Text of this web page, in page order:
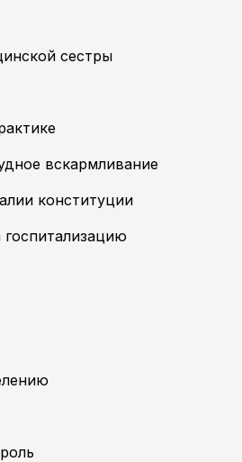
сестры
вскармливание
конституции
госпитализацию